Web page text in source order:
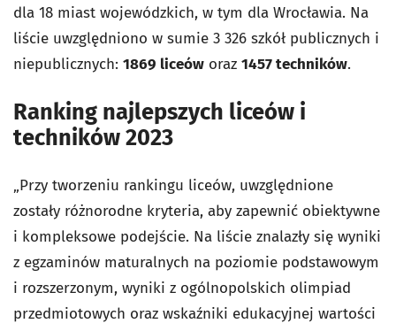
dla 18 miast wojewódzkich, w tym dla Wrocławia. Na
liście uwzględniono w sumie 3 326 szkół publicznych i
niepublicznych: 1869 liceów oraz 1457 techników.
Ranking najlepszych liceów i
techników 2023
„Przy tworzeniu rankingu liceów, uwzględnione
zostały różnorodne kryteria, aby zapewnić obiektywne
i kompleksowe podejście. Na liście znalazły się wyniki
z egzaminów maturalnych na poziomie podstawowym
i rozszerzonym, wyniki z ogólnopolskich olimpiad
przedmiotowych oraz wskaźniki edukacyjnej wartości